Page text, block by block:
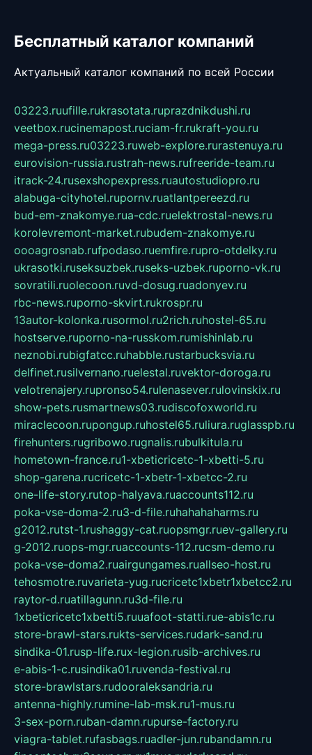
Бесплатный каталог компаний
Актуальный каталог компаний по всей России
03223.ruufille.rukrasotata.ruprazdnikdushi.ru
veetbox.rucinemapost.ruciam-fr.rukraft-you.ru
mega-press.ru03223.ruweb-explore.rurastenuya.ru
eurovision-russia.rustrah-news.rufreeride-team.ru
itrack-24.rusexshopexpress.ruautostudiopro.ru
alabuga-cityhotel.rupornv.ruatlantpereezd.ru
bud-em-znakomye.rua-cdc.ruelektrostal-news.ru
korolevremont-market.rubudem-znakomye.ru
oooagrosnab.rufpodaso.ruemfire.rupro-otdelky.ru
ukrasotki.ruseksuzbek.ruseks-uzbek.ruporno-vk.ru
sovratili.ruolecoon.ruvd-dosug.ruadonyev.ru
rbc-news.ruporno-skvirt.rukrospr.ru
13autor-kolonka.rusormol.ru2rich.ruhostel-65.ru
hostserve.ruporno-na-russkom.rumishinlab.ru
neznobi.rubigfatcc.ruhabble.rustarbucksvia.ru
delfinet.rusilvernano.ruelestal.ruvektor-doroga.ru
velotrenajery.rupronso54.rulenasever.rulovinskix.ru
show-pets.rusmartnews03.rudiscofoxworld.ru
miraclecoon.rupongup.ruhostel65.ruliura.ruglasspb.ru
firehunters.rugribowo.rugnalis.rubulkitula.ru
hometown-france.ru1-xbeticricetc-1-xbetti-5.ru
shop-garena.rucricetc-1-xbetr-1-xbetcc-2.ru
one-life-story.rutop-halyava.ruaccounts112.ru
poka-vse-doma-2.ru3-d-file.ruhahahaharms.ru
g2012.rutst-1.rushaggy-cat.ruopsmgr.ruev-gallery.ru
g-2012.ruops-mgr.ruaccounts-112.rucsm-demo.ru
poka-vse-doma2.ruairgungames.ruallseo-host.ru
tehosmotre.ruvarieta-yug.rucricetc1xbetr1xbetcc2.ru
raytor-d.ruatillagunn.ru3d-file.ru
1xbeticricetc1xbetti5.ruuafoot-statti.rue-abis1c.ru
store-brawl-stars.rukts-services.rudark-sand.ru
sindika-01.rusp-life.rux-legion.rusib-archives.ru
e-abis-1-c.rusindika01.ruvenda-festival.ru
store-brawlstars.rudooraleksandria.ru
antenna-highly.rumine-lab-msk.ru1-mus.ru
3-sex-porn.ruban-damn.rupurse-factory.ru
viagra-tablet.rufasbags.ruadler-jun.rubandamn.ru